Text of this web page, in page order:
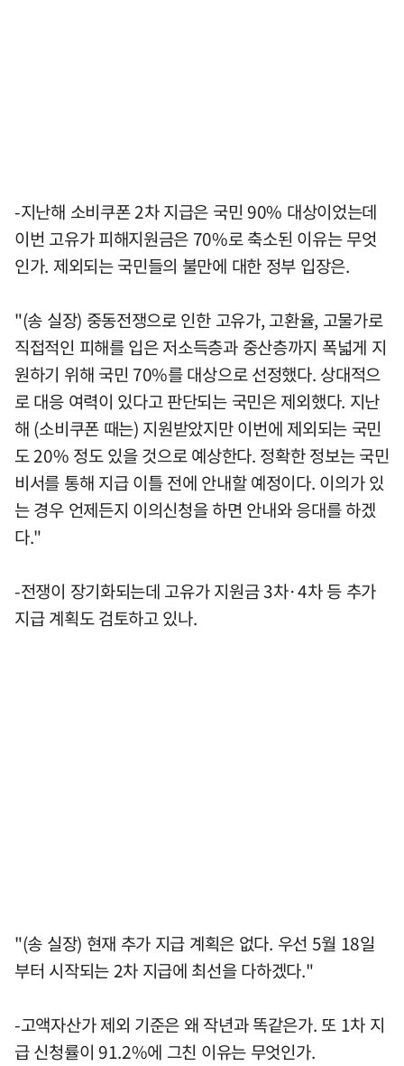
-지난해 소비쿠폰 2차 지급은 국민 90% 대상이었는데
이번 고유가 피해지원금은 70%로 축소된 이유는 무엇
인가. 제외되는 국민들의 불만에 대한 정부 입장은.
"(송 실장) 중동전쟁으로 인한 고유가, 고환율, 고물가로
직접적인 피해를 입은 저소득층과 중산층까지 폭넓게 지
원하기 위해 국민 70%를 대상으로 선정했다. 상대적으
로 대응 여력이 있다고 판단되는 국민은 제외했다. 지난
해 (소비쿠폰 때는) 지원받았지만 이번에 제외되는 국민
도 20% 정도 있을 것으로 예상한다. 정확한 정보는 국민
비서를 통해 지급 이틀 전에 안내할 예정이다. 이의가 있
는 경우 언제든지 이의신청을 하면 안내와 응대를 하겠
다."
-전쟁이 장기화되는데 고유가 지원금 3차·4차 등 추가
지급 계획도 검토하고 있나.
"(송 실장) 현재 추가 지급 계획은 없다. 우선 5월 18일
부터 시작되는 2차 지급에 최선을 다하겠다."
-고액자산가 제외 기준은 왜 작년과 똑같은가. 또 1차 지
급 신청률이 91.2%에 그친 이유는 무엇인가.